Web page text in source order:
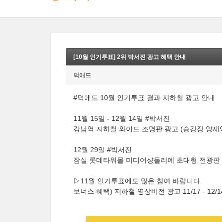
[10월 인기투표] 2위 박서진 광고 혜택 안내
덕애드
#덕애드 10월 인기투표 결과 지하철 광고 안내
11월 15일 - 12월 14일 #박서진
강남역 지하철 와이드 조명판 광고 (승강장 양재
12월 29일 #박서진
잠실 롯데타워몰 미디어샹들리에 초대형 전광판
▷11월 인기투표에도 많은 참여 바랍니다.
보너스 혜택) 지하철 영상비전 광고 11/17 - 12/